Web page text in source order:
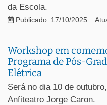
da Escola.
Publicado: 17/10/2025
Workshop em
Programa de Pós-
Elétrica
Será no dia 10 de
Anfiteatro Jorge Caron.